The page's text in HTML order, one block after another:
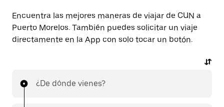
Encuentra las mejores maneras de viajar de CUN a
Puerto Morelos. También puedes solicitar un viaje
directamente en la App con solo tocar un botón.
¿De dónde vienes?